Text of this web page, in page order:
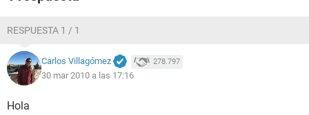
RESPUESTA 1 / 1
Carlos Villagómez 278.797
30 mar 2010 a las 17:16
Hola